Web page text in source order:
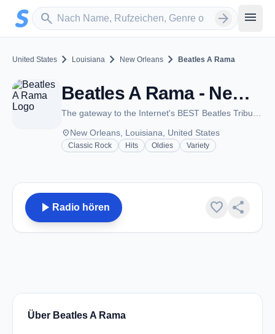
Zum Hauptinhalt springen
search
Sender suchen arrow_forward menu
United States chevron_right Louisiana chevron_right New Orleans chevron_right Beatles A Rama
Beatles A Rama - New Orleans, LA
placeNew Orleans, Louisiana, United States
Classic Rock Hits Oldies Variety
play_arrow Radio hören favorite share
Über Beatles A Rama